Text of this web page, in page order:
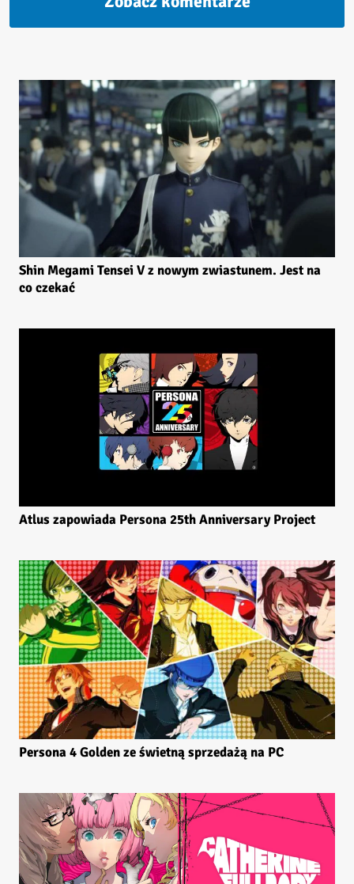
Shin Megami Tensei V z nowym zwiastunem. Jest na
co czekać
Atlus zapowiada Persona 25th Anniversary Project
Persona 4 Golden ze świetną sprzedażą na PC